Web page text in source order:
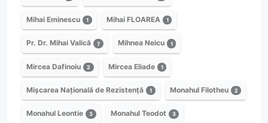
Mihai Eminescu 1 Mihai FLOAREA 1
Pr. Dr. Mihai Valică 7 Mihnea Neicu 1
Mircea Dafinoiu 2 Mircea Eliade 1
Mișcarea Națională de Rezistență 1 Monahul Filotheu 2
Monahul Leontie 3 Monahul Teodot 3